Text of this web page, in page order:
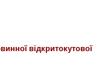
відкритокутової